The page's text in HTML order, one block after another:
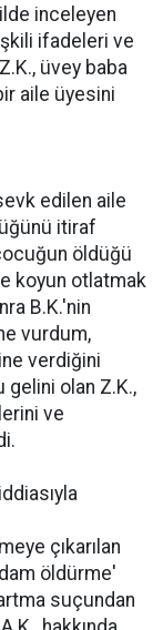
inceleyen
ifadeleri ve
üvey baba
aile üyesini
edilen aile
itiraf
öldüğü
koyun otlatmak
B.K.'nin
vurdum,
verdiğini
olan Z.K.,
ve
çıkarılan
öldürme'
suçundan